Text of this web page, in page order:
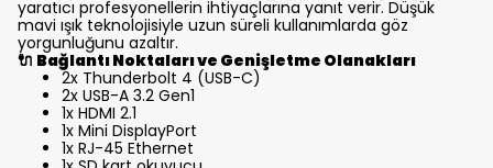
yaratıcı profesyonellerin ihtiyaçlarına yanıt verir. Düşük
mavi ışık teknolojisiyle uzun süreli kullanımlarda göz
yorgunluğunu azaltır.
🔌 Bağlantı Noktaları ve Genişletme Olanakları
2x Thunderbolt 4 (USB-C)
2x USB-A 3.2 Gen1
1x HDMI 2.1
1x Mini DisplayPort
1x RJ-45 Ethernet